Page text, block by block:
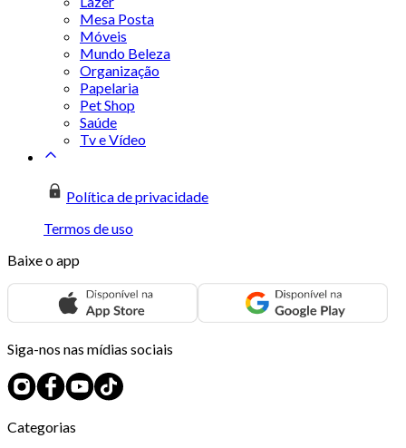
Mesa Posta
Móveis
Mundo Beleza
Organização
Papelaria
Pet Shop
Saúde
Tv e Vídeo
Política de privacidade
Termos de uso
Baixe o app
Siga-nos nas mídias sociais
Categorias